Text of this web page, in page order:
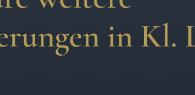
in Kl.